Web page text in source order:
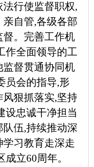
行使监督职权,
自管,各级各部
督。完善工作机
作全面领导的工
督贯通协同机
员会的指导,形
狠抓落实,坚持
设忠诚干净担当
伍,持续推动深
习教育走深走
成立60周年。